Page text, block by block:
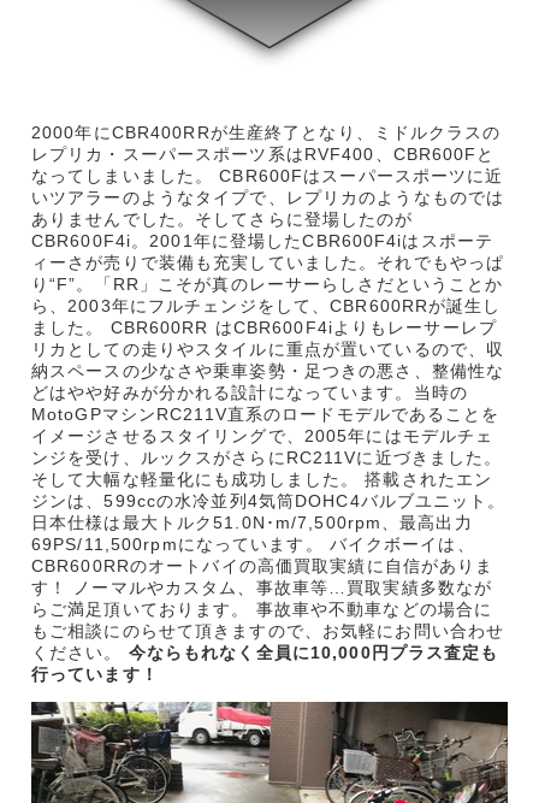
2000年にCBR400RRが生産終了となり、ミドルクラスの
レプリカ・スーパースポーツ系はRVF400、CBR600Fと
なってしまいました。 CBR600Fはスーパースポーツに近
いツアラーのようなタイプで、レプリカのようなものでは
ありませんでした。そしてさらに登場したのが
CBR600F4i。2001年に登場したCBR600F4iはスポーテ
ィーさが売りで装備も充実していました。それでもやっぱ
り“F”。「RR」こそが真のレーサーらしさだということか
ら、2003年にフルチェンジをして、CBR600RRが誕生し
ました。 CBR600RR はCBR600F4iよりもレーサーレプ
リカとしての走りやスタイルに重点が置いているので、収
納スペースの少なさや乗車姿勢・足つきの悪さ、整備性な
どはやや好みが分かれる設計になっています。当時の
MotoGPマシンRC211V直系のロードモデルであることを
イメージさせるスタイリングで、2005年にはモデルチェ
ンジを受け、ルックスがさらにRC211Vに近づきました。
そして大幅な軽量化にも成功しました。 搭載されたエン
ジンは、599ccの水冷並列4気筒DOHC4バルブユニット。
日本仕様は最大トルク51.0N･m/7,500rpm、最高出力
69PS/11,500rpmになっています。 バイクボーイは、
CBR600RRのオートバイの高価買取実績に自信がありま
す！ ノーマルやカスタム、事故車等…買取実績多数なが
らご満足頂いております。 事故車や不動車などの場合に
もご相談にのらせて頂きますので、お気軽にお問い合わせ
ください。 今ならもれなく全員に10,000円プラス査定も
行っています！